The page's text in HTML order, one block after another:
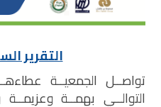
التقرير
تواصــل الجمعيــة
التوالــي بهمــة